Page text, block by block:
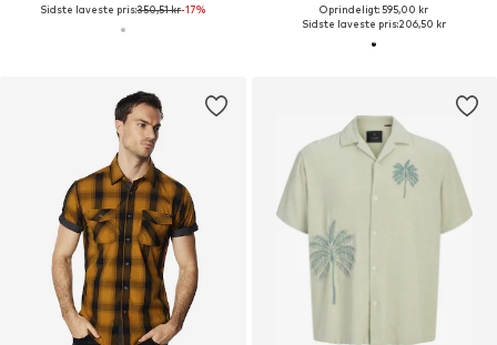
Sidste laveste pris:350,51 kr-17%
Oprindeligt: 595,00 kr
Sidste laveste pris:206,50 kr